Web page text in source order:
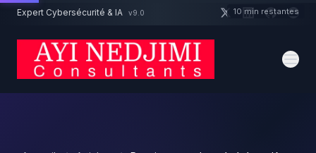
Aller au contenu principal
Expert Cybersécurité & IA v9.0
Un projet cybersécurité ? 10 min restantes